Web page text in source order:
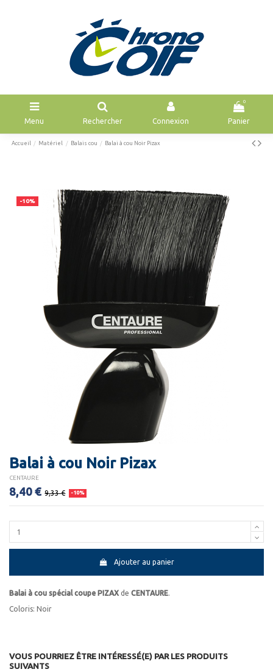
Menu Rechercher Connexion
0
Panier
Accueil Matériel Balais cou Balai à cou Noir Pizax
-10%
Balai à cou Noir Pizax
CENTAURE
8,40 € 9,33 € -10%
Ajouter au panier
Balai à cou spécial coupe PIZAX de CENTAURE.
Coloris: Noir
VOUS POURRIEZ ÊTRE INTÉRESSÉ(E) PAR LES PRODUITS
SUIVANTS